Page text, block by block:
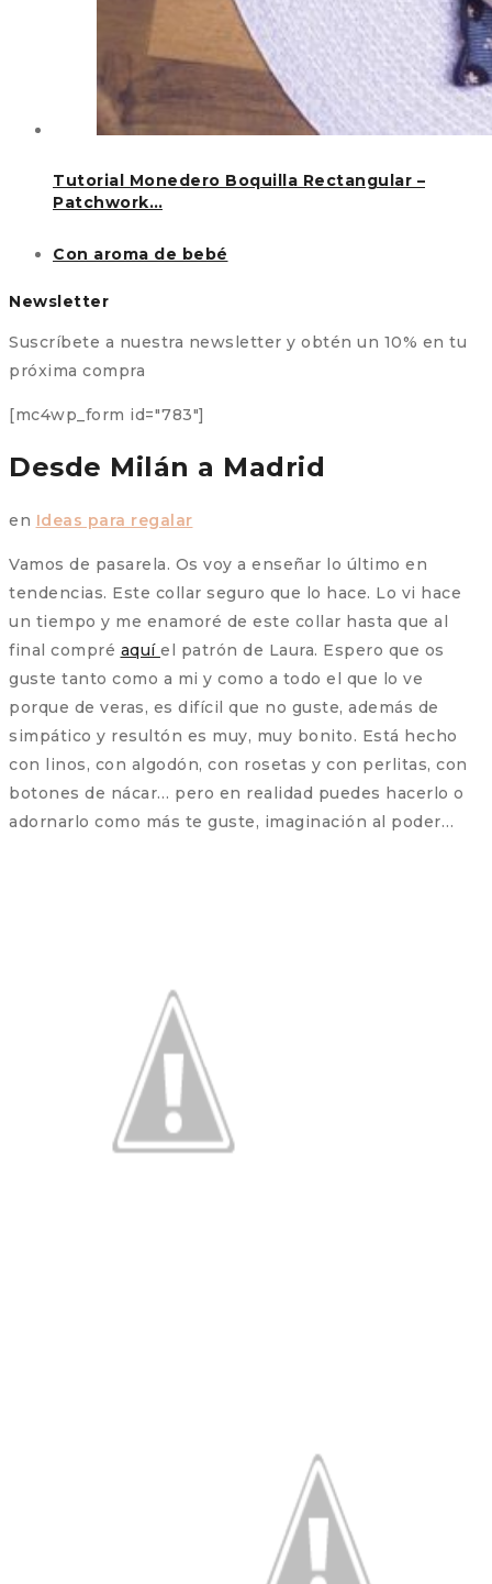
Tutorial Monedero Boquilla Rectangular –
Patchwork…
Con aroma de bebé
Newsletter
Suscríbete a nuestra newsletter y obtén un 10% en tu
próxima compra
[mc4wp_form id="783"]
Desde Milán a Madrid
en Ideas para regalar
Vamos de pasarela. Os voy a enseñar lo último en
tendencias. Este collar seguro que lo hace. Lo vi hace
un tiempo y me enamoré de este collar hasta que al
final compré aquí el patrón de Laura. Espero que os
guste tanto como a mi y como a todo el que lo ve
porque de veras, es difícil que no guste, además de
simpático y resultón es muy, muy bonito. Está hecho
con linos, con algodón, con rosetas y con perlitas, con
botones de nácar… pero en realidad puedes hacerlo o
adornarlo como más te guste, imaginación al poder…